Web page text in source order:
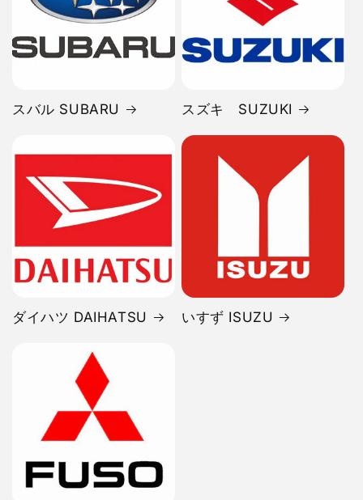
スバル SUBARU スズキ SUZUKI
ダイハツ DAIHATSU いすず ISUZU